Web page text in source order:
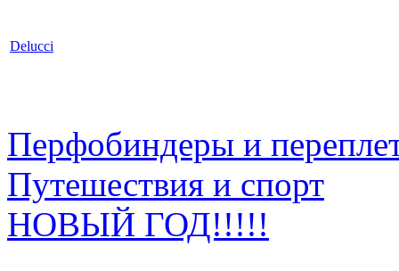
Delucci
Перфобиндеры и
Путешествия и спорт
НОВЫЙ ГОД!!!!!